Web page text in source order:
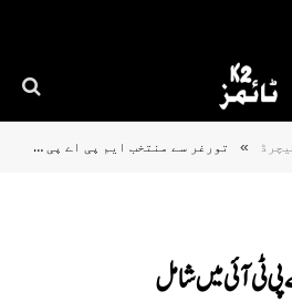
» تورغر سے منتخب ایم پی اے پی ٹی آئی میں شامل
ٹی آئی میں شامل